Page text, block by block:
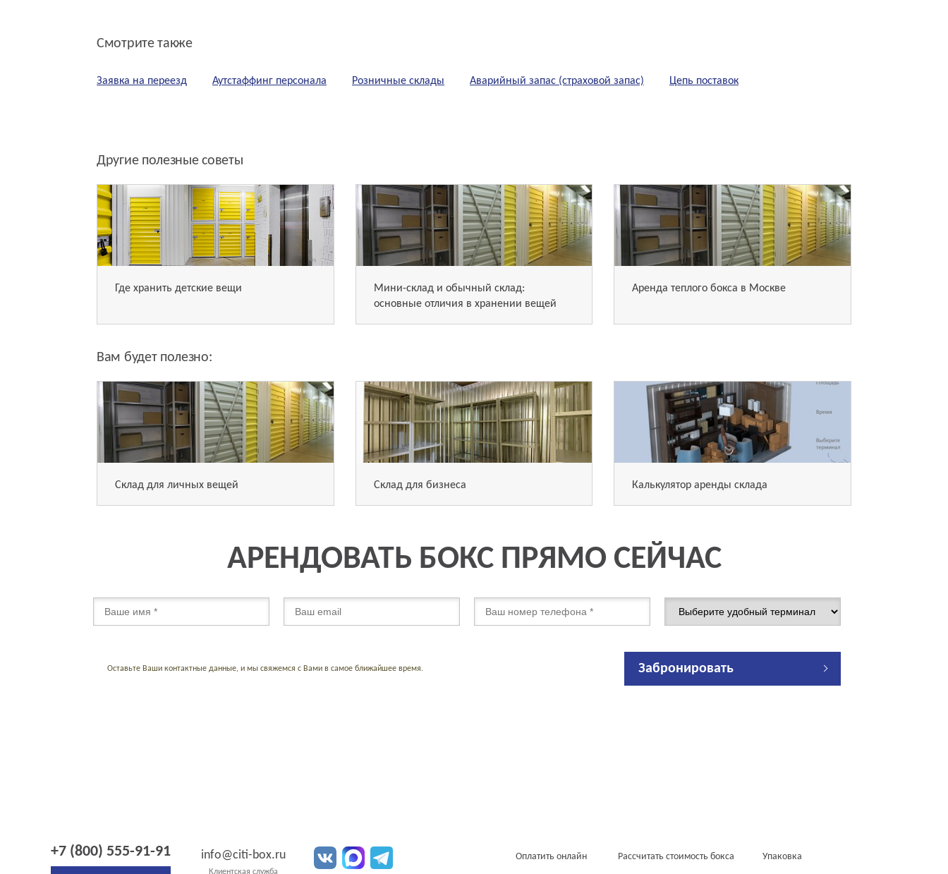
Смотрите также
Заявка на переезд Аутстаффинг персонала Розничные склады Аварийный запас (страховой запас) Цепь поставок
Другие полезные советы
Где хранить детские вещи
Мини-склад и обычный склад:
основные отличия в хранении вещей
Аренда теплого бокса в Москве
Вам будет полезно:
Склад для личных вещей Склад для бизнеса Калькулятор аренды склада
АРЕНДОВАТЬ БОКС ПРЯМО СЕЙЧАС
Оставьте Ваши контактные данные, и мы свяжемся с Вами в самое ближайшее время. Забронировать
+7 (800) 555-91-91 info@citi-box.ru
Клиентская служба
Оплатить онлайн
Рассчитать стоимость бокса
Упаковка